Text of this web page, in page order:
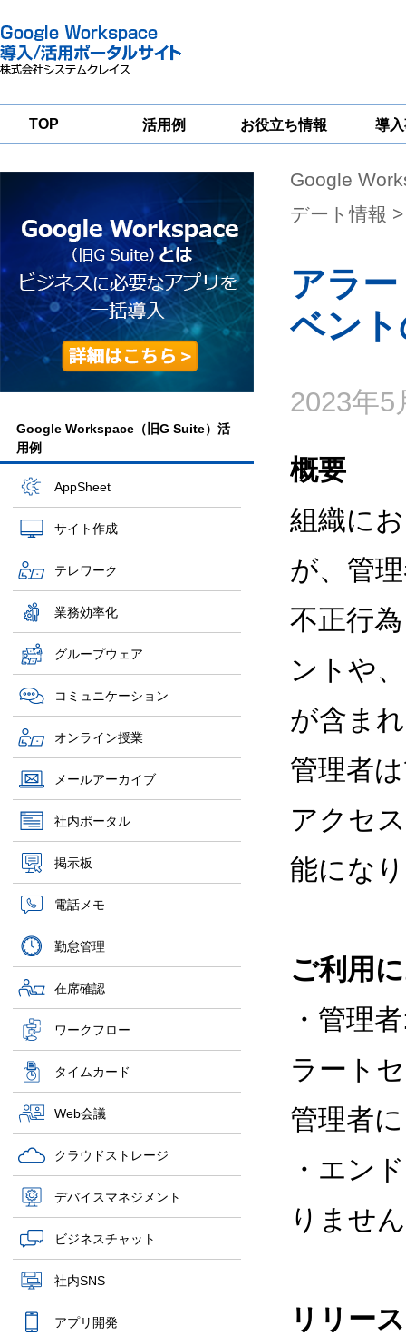
TOP 活用例 お役立ち情報
一
導
グループウェア
移行支援
Google
Workspace
セキュリティ
対策サービス
Google Workspace（旧G Suite）活
用例
AppSheet
サイト作成
テレワーク
業務効率化
グループウェア
コミュニケーション
オンライン授業
メールアーカイブ
社内ポータル
掲示板
電話メモ
勤怠管理
在席確認
ワークフロー
タイムカード
Web会議
クラウドストレージ
デバイスマネジメント
ビジネスチャット
社内SNS
アプリ開発
Google
デート情報
アラ
ベン
2023年5
概要
組織に
が、管
不正行
ントや
が含ま
管理者
アクセ
能にな
ご利用
・管理
ラート
管理者
・エン
りませ
リリー